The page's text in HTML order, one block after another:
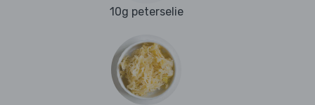
10g peterselie